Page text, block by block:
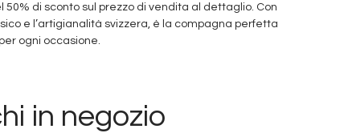
50% di sconto sul prezzo di vendita al dettaglio. Con
e l’artigianalità svizzera, è la compagna perfetta
ogni occasione.
in negozio